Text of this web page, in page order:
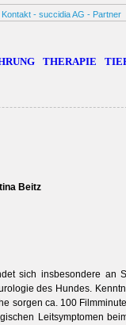
- succidia AG - Partner
THERAPIE
Beitz
sich insbesondere an
des Hundes.
sorgen ca. 100
Leitsymptomen